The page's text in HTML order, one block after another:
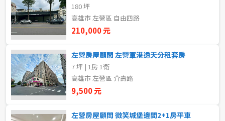
嘉義市
嘉義縣
台南市
高雄市
20~30 坪
60~70 坪 70~80 坪
80坪以上
~ 坪
180 坪
高雄市 左營區 自由四路
210,000 元
左營房屋顧問 左營軍港透天分租套房
7 坪 | 1房 1衛
高雄市 左營區 介壽路
9,500 元
左營房屋顧問 微笑城堡邊間2+1房平車